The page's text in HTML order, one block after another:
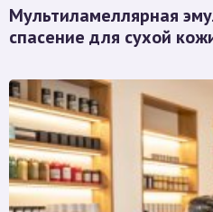
Мультиламеллярная
спасение для сухой